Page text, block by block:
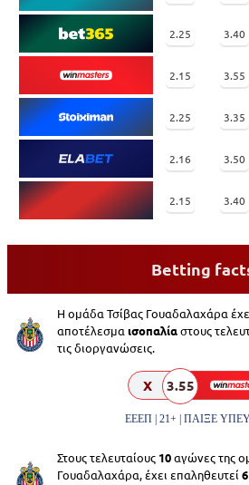
2.25 3.40
2.15 3.55
2.25 3.35
2.16 3.50
2.15 3.40
Betting
Η ομάδα Τσίβας Γουαδαλαχάρα
αποτέλεσμα ισοπαλίαστους
τις διοργανώσεις.
X 3.55
ΕΕΕΠ | 21+ | ΠΑΙΞΕ
Στους τελευταίους 10αγώνες της
Γουαδαλαχάρα, έχει επαληθευτεί 6